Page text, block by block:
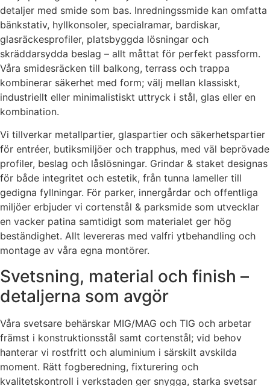
detaljer med smide som bas. Inredningssmide kan omfatta
bänkstativ, hyllkonsoler, specialramar, bardiskar,
glasräckesprofiler, platsbyggda lösningar och
skräddarsydda beslag – allt måttat för perfekt passform.
Våra smidesräcken till balkong, terrass och trappa
kombinerar säkerhet med form; välj mellan klassiskt,
industriellt eller minimalistiskt uttryck i stål, glas eller en
kombination.
Vi tillverkar metallpartier, glaspartier och säkerhetspartier
för entréer, butiksmiljöer och trapphus, med väl beprövade
profiler, beslag och låslösningar. Grindar & staket designas
för både integritet och estetik, från tunna lameller till
gedigna fyllningar. För parker, innergårdar och offentliga
miljöer erbjuder vi cortenstål & parksmide som utvecklar
en vacker patina samtidigt som materialet ger hög
beständighet. Allt levereras med valfri ytbehandling och
montage av våra egna montörer.
Svetsning, material och finish –
detaljerna som avgör
Våra svetsare behärskar MIG/MAG och TIG och arbetar
främst i konstruktionsstål samt cortenstål; vid behov
hanterar vi rostfritt och aluminium i särskilt avskilda
moment. Rätt fogberedning, fixturering och
kvalitetskontroll i verkstaden ger snygga, starka svetsar